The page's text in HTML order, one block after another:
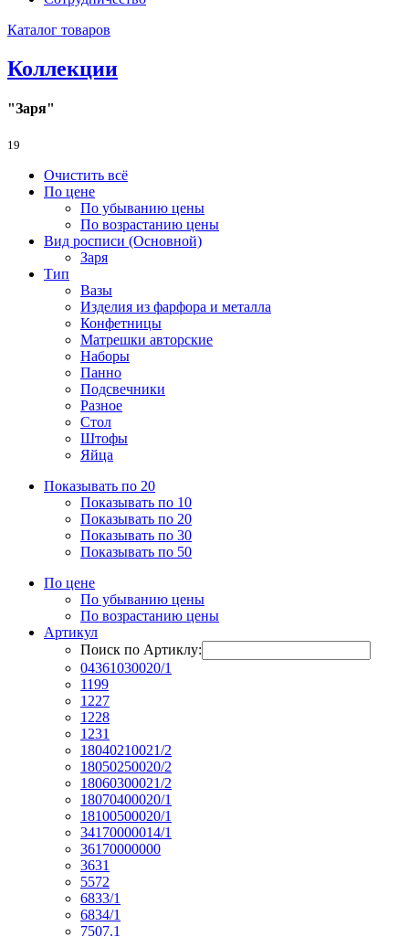
Каталог товаров
Коллекции
"Заря"
19
Очистить всё
По цене
По убыванию цены
По возрастанию цены
Вид росписи (Основной)
Заря
Тип
Вазы
Изделия из фарфора и металла
Конфетницы
Матрешки авторские
Наборы
Панно
Подсвечники
Разное
Стол
Штофы
Яйца
Показывать по 20
Показывать по 10
Показывать по 20
Показывать по 30
Показывать по 50
По цене
По убыванию цены
По возрастанию цены
Артикул
Поиск по Артиклу:
04361030020/1
1199
1227
1228
1231
18040210021/2
18050250020/2
18060300021/2
18070400020/1
18100500020/1
34170000014/1
36170000000
3631
5572
6833/1
6834/1
7507.1